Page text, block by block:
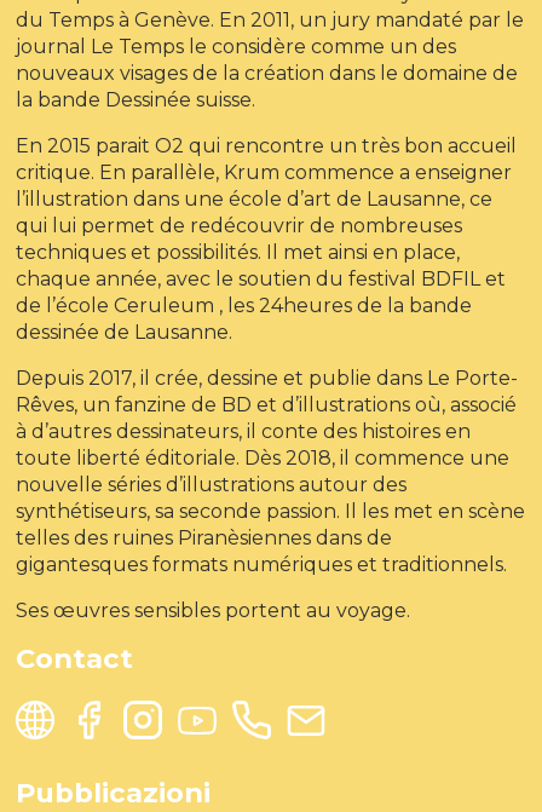
du Temps à Genève. En 2011, un jury mandaté par le
journal Le Temps le considère comme un des
nouveaux visages de la création dans le domaine de
la bande Dessinée suisse.
En 2015 parait O2 qui rencontre un très bon accueil
critique. En parallèle, Krum commence a enseigner
l’illustration dans une école d’art de Lausanne, ce
qui lui permet de redécouvrir de nombreuses
techniques et possibilités. Il met ainsi en place,
chaque année, avec le soutien du festival BDFIL et
de l’école Ceruleum , les 24heures de la bande
dessinée de Lausanne.
Depuis 2017, il crée, dessine et publie dans Le Porte-
Rêves, un fanzine de BD et d’illustrations où, associé
à d’autres dessinateurs, il conte des histoires en
toute liberté éditoriale. Dès 2018, il commence une
nouvelle séries d’illustrations autour des
synthétiseurs, sa seconde passion. Il les met en scène
telles des ruines Piranèsiennes dans de
gigantesques formats numériques et traditionnels.
Ses œuvres sensibles portent au voyage.
Contact
Pubblicazioni